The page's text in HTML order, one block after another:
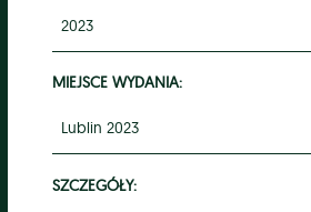
2023
MIEJSCE WYDANIA:
Lublin 2023
SZCZEGÓŁY: